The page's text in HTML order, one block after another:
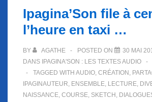
Ipagina’Son file à
l’heure en taxi …
BY AGATHE POSTED ON 30 MAI
DANS IPAGINA'SON : LES TEXTES AUDIO
TAGGED WITH AUDIO, CRÉATION ,
IPAGINAUTEUR, ENSEMBLE, LECTURE,
NAISSANCE, COURSE, SKETCH ,